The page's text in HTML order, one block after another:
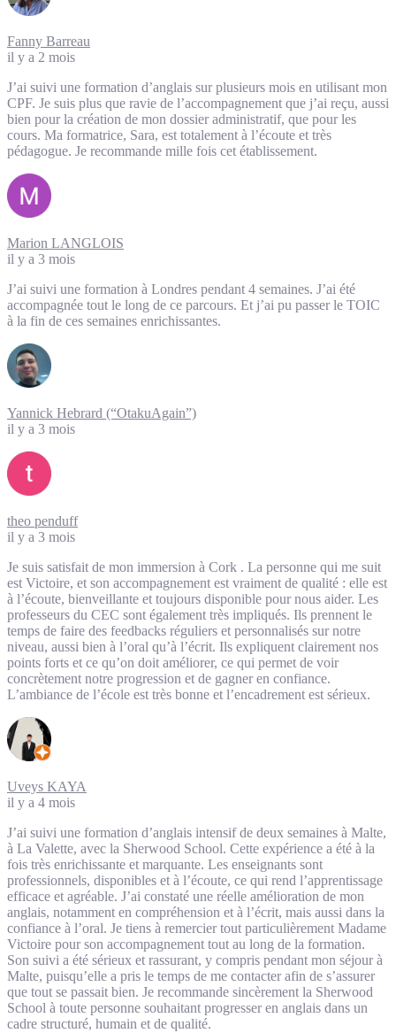
Fanny Barreau
il y a 2 mois
J’ai suivi une formation d’anglais sur plusieurs mois en utilisant mon
CPF. Je suis plus que ravie de l’accompagnement que j’ai reçu, aussi
bien pour la création de mon dossier administratif, que pour les
cours. Ma formatrice, Sara, est totalement à l’écoute et très
pédagogue. Je recommande mille fois cet établissement.
Marion LANGLOIS
il y a 3 mois
J’ai suivi une formation à Londres pendant 4 semaines. J’ai été
accompagnée tout le long de ce parcours. Et j’ai pu passer le TOIC
à la fin de ces semaines enrichissantes.
Yannick Hebrard (“OtakuAgain”)
il y a 3 mois
theo penduff
il y a 3 mois
Je suis satisfait de mon immersion à Cork . La personne qui me suit
est Victoire, et son accompagnement est vraiment de qualité : elle est
à l’écoute, bienveillante et toujours disponible pour nous aider. Les
professeurs du CEC sont également très impliqués. Ils prennent le
temps de faire des feedbacks réguliers et personnalisés sur notre
niveau, aussi bien à l’oral qu’à l’écrit. Ils expliquent clairement nos
points forts et ce qu’on doit améliorer, ce qui permet de voir
concrètement notre progression et de gagner en confiance.
L’ambiance de l’école est très bonne et l’encadrement est sérieux.
Uveys KAYA
il y a 4 mois
J’ai suivi une formation d’anglais intensif de deux semaines à Malte,
à La Valette, avec la Sherwood School. Cette expérience a été à la
fois très enrichissante et marquante. Les enseignants sont
professionnels, disponibles et à l’écoute, ce qui rend l’apprentissage
efficace et agréable. J’ai constaté une réelle amélioration de mon
anglais, notamment en compréhension et à l’écrit, mais aussi dans la
confiance à l’oral. Je tiens à remercier tout particulièrement Madame
Victoire pour son accompagnement tout au long de la formation.
Son suivi a été sérieux et rassurant, y compris pendant mon séjour à
Malte, puisqu’elle a pris le temps de me contacter afin de s’assurer
que tout se passait bien. Je recommande sincèrement la Sherwood
School à toute personne souhaitant progresser en anglais dans un
cadre structuré, humain et de qualité.